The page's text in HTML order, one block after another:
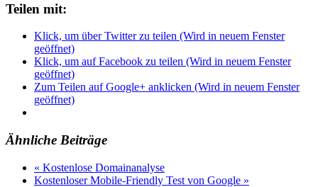
Teilen mit:
Klick, um über Twitter zu teilen (Wird in neuem Fenster
geöffnet)
Klick, um auf Facebook zu teilen (Wird in neuem Fenster
geöffnet)
Zum Teilen auf Google+ anklicken (Wird in neuem Fenster
geöffnet)
Ähnliche Beiträge
« Kostenlose Domainanalyse
Kostenloser Mobile-Friendly Test von Google »